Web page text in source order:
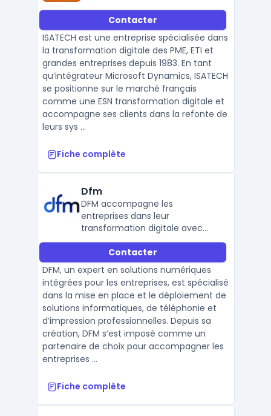
Contacter
ISATECH est une entreprise spécialisée dans
la transformation digitale des PME, ETI et
grandes entreprises depuis 1983. En tant
qu’intégrateur Microsoft Dynamics, ISATECH
se positionne sur le marché français
comme une ESN transformation digitale et
accompagne ses clients dans la refonte de
leurs sys ...
Fiche complète
Dfm
DFM accompagne les
entreprises dans leur
transformation digitale avec
des solutions complètes en IT,
téléphonie et impression.
Partenaire certifié Microsoft, il
garantit des prestations
performantes et adaptées.
Contacter
DFM, un expert en solutions numériques
intégrées pour les entreprises, est spécialisé
dans la mise en place et le déploiement de
solutions informatiques, de téléphonie et
d’impression professionnelles. Depuis sa
création, DFM s’est imposé comme un
partenaire de choix pour accompagner les
entreprises ...
Fiche complète